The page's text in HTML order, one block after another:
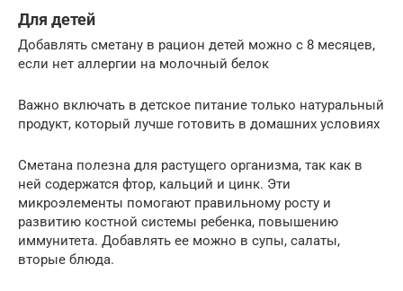
Для детей
Добавлять сметану в рацион детей можно с 8 месяцев,
если нет аллергии на молочный белок
Важно включать в детское питание только натуральный
продукт, который лучше готовить в домашних условиях
Сметана полезна для растущего организма, так как в
ней содержатся фтор, кальций и цинк. Эти
микроэлементы помогают правильному росту и
развитию костной системы ребенка, повышению
иммунитета. Добавлять ее можно в супы, салаты,
вторые блюда.